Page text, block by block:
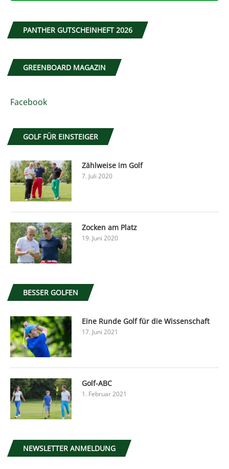
PANTHER GUTSCHEINHEFT 2026
GREENBOARD MAGAZIN
Facebook
GOLF FÜR EINSTEIGER
Zählweise im Golf
7. Juli 2020
Zocken am Platz
19. Juni 2020
BESSER GOLFEN
Eine Runde Golf für die Wissenschaft
17. Juni 2021
Golf-ABC
1. Februar 2021
NEWSLETTER ANMELDUNG